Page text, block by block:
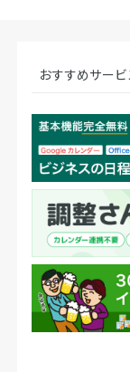
おすすめサービ